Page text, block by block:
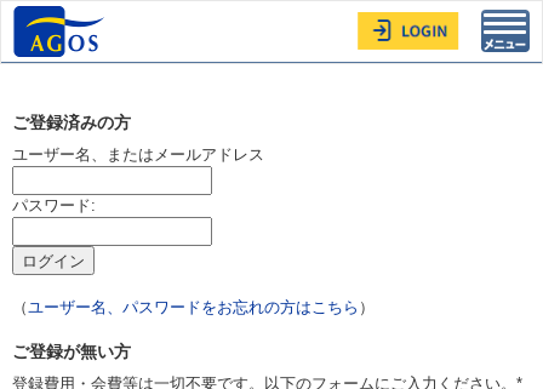
ご登録済みの方
ユーザー名、またはメールアドレス
パスワード:
（ユーザー名、パスワードをお忘れの方はこちら ）
ご登録が無い方
登録費用・会費等は一切不要です。以下のフォームにご入力ください。*